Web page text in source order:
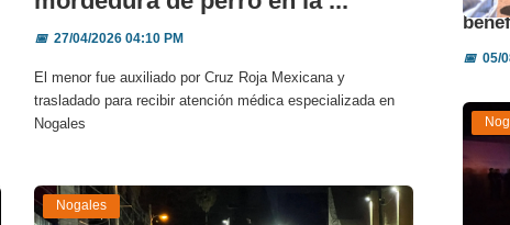
📅27/04/2026 04:10 PM
El menor fue auxiliado por Cruz Roja Mexicana y
trasladado para recibir atención médica especializada en
Nogales
Nogales
📅05/